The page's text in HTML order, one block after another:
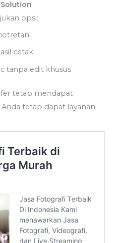
opsi:
cetak
tanpa edit khusus
tetap mendapat
tetap dapat layanan